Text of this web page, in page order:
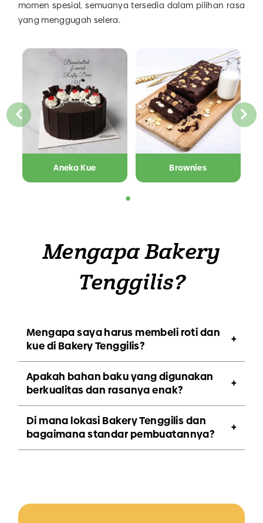
momen spesial, semuanya tersedia dalam pilihan rasa
yang menggugah selera.
Aneka Kue Brownies
Mengapa Bakery
Tenggilis?
Mengapa saya harus membeli roti dan
kue di Bakery Tenggilis?
Apakah bahan baku yang digunakan
berkualitas dan rasanya enak?
Di mana lokasi Bakery Tenggilis dan
bagaimana standar pembuatannya?